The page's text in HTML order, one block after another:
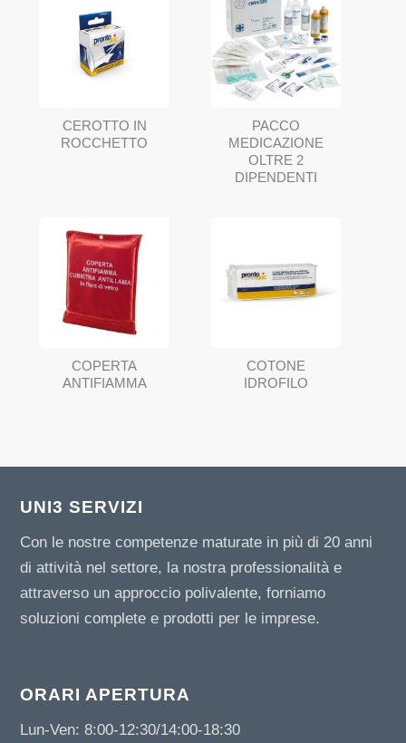
CEROTTO IN
ROCCHETTO
PACCO
MEDICAZIONE
OLTRE 2
DIPENDENTI
COPERTA
ANTIFIAMMA
COTONE
IDROFILO
UNI3 SERVIZI
Con le nostre competenze maturate in più di 20 anni
di attività nel settore, la nostra professionalità e
attraverso un approccio polivalente, forniamo
soluzioni complete e prodotti per le imprese.
ORARI APERTURA
Lun-Ven: 8:00-12:30/14:00-18:30